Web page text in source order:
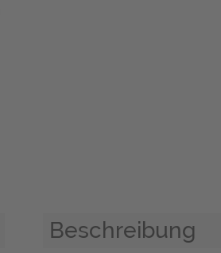
Beschreibung